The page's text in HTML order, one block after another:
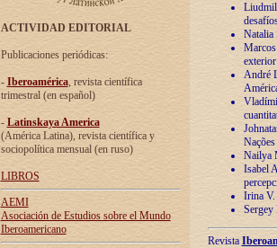
ACTIVIDAD EDITORIAL
Publicaciones periódicas:
- Iberoamérica, revista científica
trimestral (en español)
- Latinskaya America
(América Latina), revista científica y
sociopolítica mensual (en ruso)
LIBROS
AEMI
Asociación de Estudios sobre el Mundo
Iberoamericano
Natalia
André
Nailya
Isabel
Irina V.
Sergey
Revista